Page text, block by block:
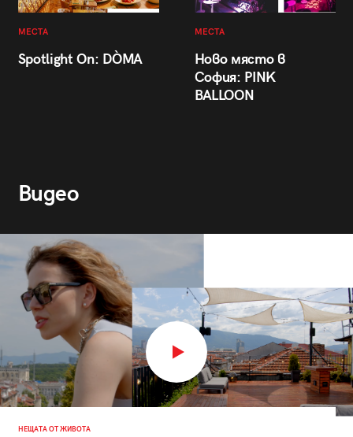
МЕСТА
Spotlight On: DÒMA
МЕСТА
Ново място в
София: PINK
BALLOON
Видео
НЕЩАТА ОТ ЖИВОТА